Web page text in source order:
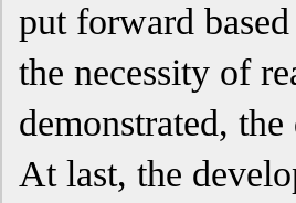
put forward
the necessity of
demonstrated,
At last, the